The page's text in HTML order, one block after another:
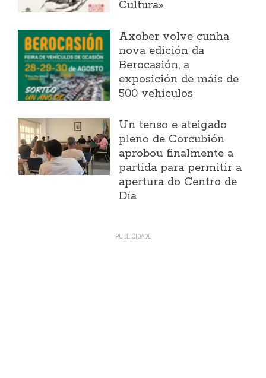
Cultura»
Axober volve cunha
nova edición da
Berocasión, a
exposición de máis de
500 vehículos
Un tenso e ateigado
pleno de Corcubión
aprobou finalmente a
partida para permitir a
apertura do Centro de
Día